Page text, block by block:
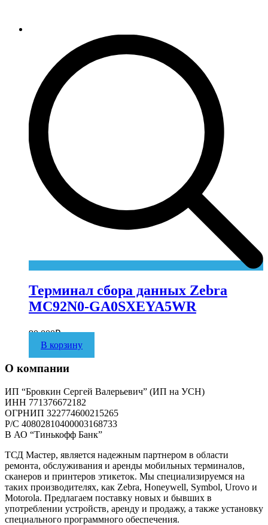
Терминал сбора данных Zebra
MC92N0-GA0SXEYA5WR
90 000₽
В корзину
О компании
ИП “Бровкин Сергей Валерьевич” (ИП на УСН)
ИНН 771376672182
ОГРНИП 322774600215265
P/C 40802810400003168733
В АО “Тинькофф Банк”
ТСД Мастер, является надежным партнером в области
ремонта, обслуживания и аренды мобильных терминалов,
сканеров и принтеров этикеток. Мы специализируемся на
таких производителях, как Zebra, Honeywell, Symbol, Urovo и
Motorola. Предлагаем поставку новых и бывших в
употреблении устройств, аренду и продажу, а также установку
специального программного обеспечения.